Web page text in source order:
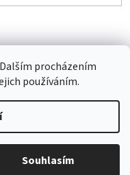
procházením
používáním.
Souhlasím
práva vyhrazena.